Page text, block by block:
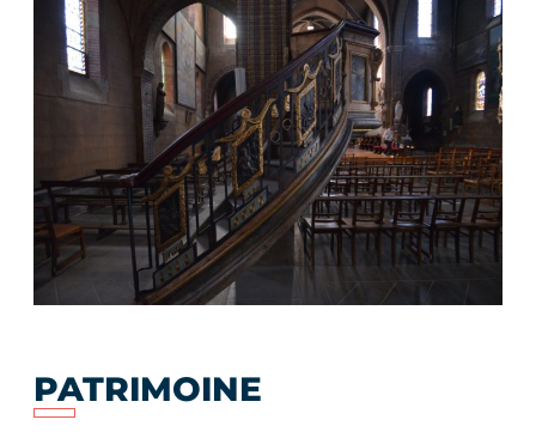
PATRIMOINE